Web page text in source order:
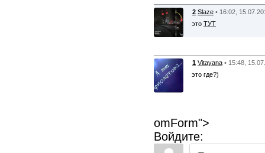
2 Slaze • 16:02,
это ТУТ
1 Vitayana • 15:48,
это где?)
omForm">
Войдите: